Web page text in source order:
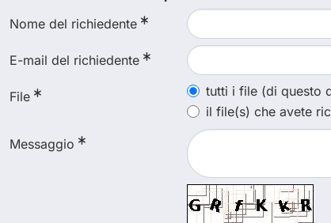
Nome del richiedente
E-mail del richiedente
File
tutti i file (di questo
il file(s) che avete
Messaggio